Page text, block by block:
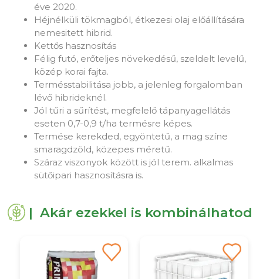
éve 2020.
Héjnélküli tökmagból, étkezesi olaj előállítására
nemesitett hibrid.
Kettős hasznosítás
Félig futó, erőteljes növekedésű, szeldelt levelű,
közép korai fajta.
Termésstabilitása jobb, a jelenleg forgalomban
lévő hibrideknél.
Jól tűri a sűrítést, megfelelő tápanyagellátás
eseten 0,7-0,9 t/ha termésre képes.
Termése kerekded, egyöntetű, a mag színe
smaragdzöld, közepes méretű.
Száraz viszonyok között is jól terem. alkalmas
sütőipari hasznosításra is.
| Akár ezekkel is kombinálhatod